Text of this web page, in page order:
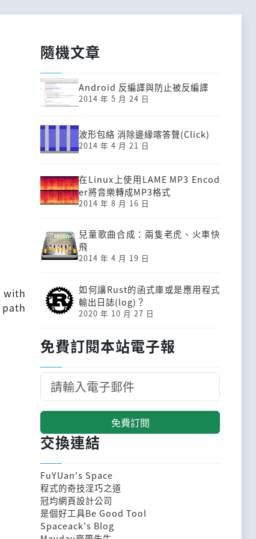
with
隨機文章
Android 反編譯與防止被反編譯
2014 年 5 月 24 日
波形包絡 消除邊緣喀答聲(Click)
2014 年 4 月 21 日
在Linux上使用LAME MP3 Encod
er將音樂轉成MP3格式
2014 年 8 月 16 日
兒童歌曲合成：兩隻老虎、火車快
飛
2014 年 4 月 19 日
如何讓Rust的函式庫或是應用程式
輸出日誌(log)？
2020 年 10 月 27 日
免費訂閱本站電子報
免費訂閱
交換連結
FuYUan's Space
程式的奇技淫巧之道
冠均網頁設計公司
是個好工具Be Good Tool
Spaceack's Blog